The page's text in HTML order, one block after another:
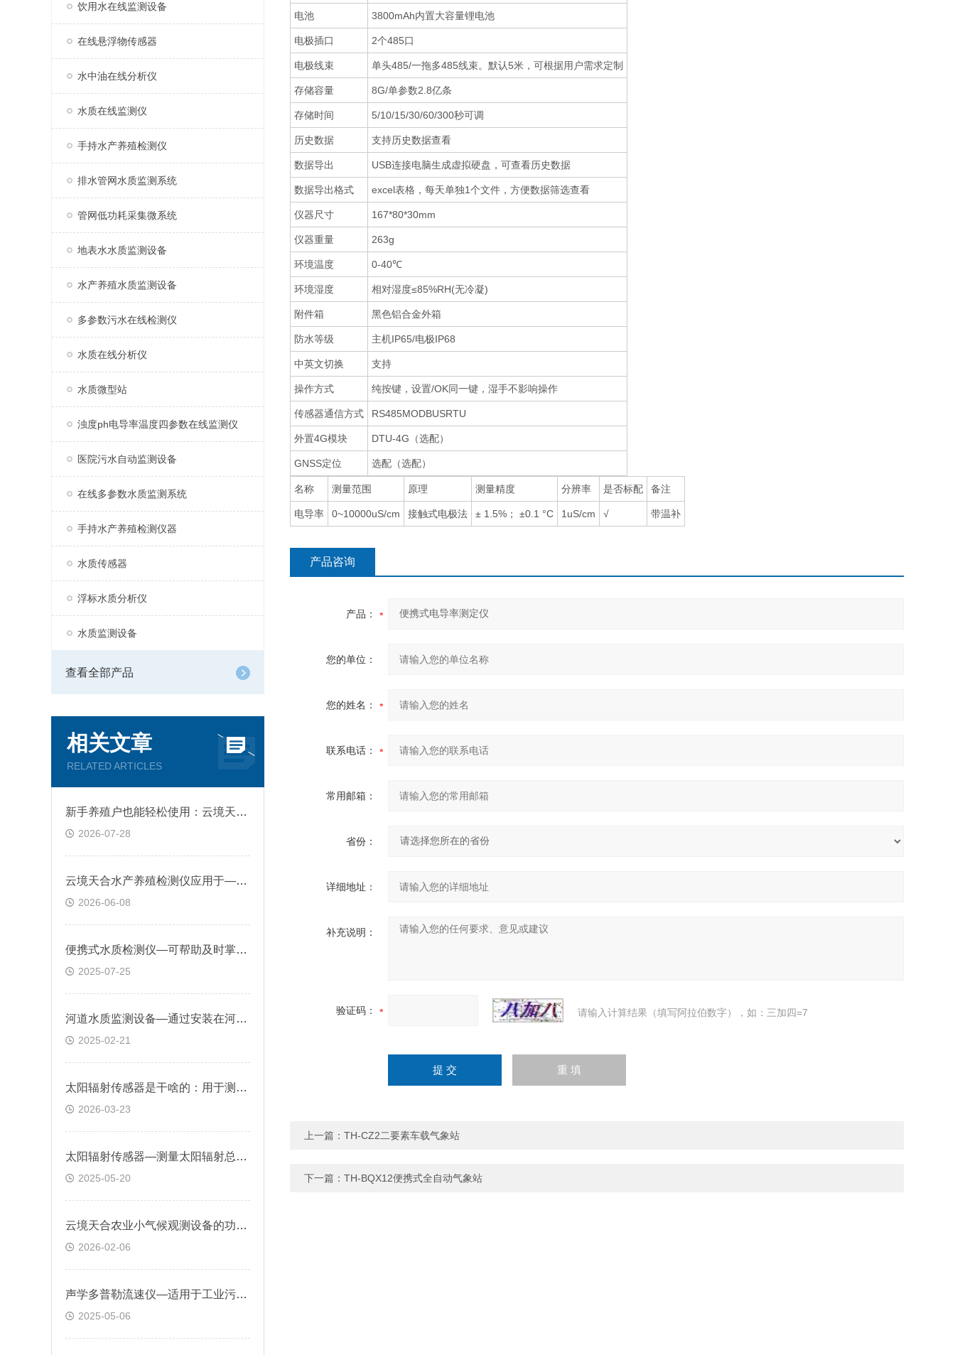
饮用水在线监测设备
在线悬浮物传感器
水中油在线分析仪
水质在线监测仪
手持水产养殖检测仪
排水管网水质监测系统
管网低功耗采集微系统
地表水水质监测设备
水产养殖水质监测设备
多参数污水在线检测仪
水质在线分析仪
水质微型站
浊度ph电导率温度四参数在线监测仪
医院污水自动监测设备
在线多参数水质监测系统
手持水产养殖检测仪器
水质传感器
浮标水质分析仪
水质监测设备
查看全部产品
相关文章
RELATED ARTICLES
新手养殖户也能轻松使用：云境天合手持水产养殖检测仪器辅助科学投喂调水
2026-07-28
云境天合水产养殖检测仪应用于—淡水养殖、海水养殖及育苗场等多元化场景
2026-06-08
便携式水质检测仪—可帮助及时掌握水质状况，为水质调控与治理提供科学依据
2025-07-25
河道水质监测设备—通过安装在河流中的传感器，实时监测水体的各项理化指标
2025-02-21
太阳辐射传感器是干啥的：用于测量太阳辐射能量，为气象观测提供基础数据
2026-03-23
太阳辐射传感器—测量太阳辐射总量，确定光伏电站的最佳安装位置和角度
2025-05-20
云境天合农业小气候观测设备的功能：能全面监测农业环境，保障作物健康生长
2026-02-06
声学多普勒流速仪—适用于工业污水排放监测、非满管管道计量等场景
2025-05-06
电池 3800mAh内置大容量锂电池
电极插口 2个485口
电极线束 单头485/一拖多485线束。默认5米，可根据用户需求定制
存储容量 8G/单参数2.8亿条
存储时间 5/10/15/30/60/300秒可调
历史数据 支持历史数据查看
数据导出 USB连接电脑生成虚拟硬盘，可查看历史数据
数据导出格式 excel表格，每天单独1个文件，方便数据筛选查看
仪器尺寸 167*80*30mm
仪器重量 263g
环境温度 0-40℃
环境湿度 相对湿度≤85%RH(无冷凝)
附件箱 黑色铝合金外箱
防水等级 主机IP65/电极IP68
中英文切换 支持
操作方式 纯按键，设置/OK同一键，湿手不影响操作
传感器通信方式 RS485MODBUSRTU
外置4G模块 DTU-4G（选配）
GNSS定位 选配（选配）
名称 测量范围 原理 测量精度 分辨率 是否标配 备注
电导率 0~10000uS/cm 接触式电极法 ± 1.5%； ±0.1 °C 1uS/cm √ 带温补
产品咨询
产品：
您的单位：
您的姓名：
联系电话：
常用邮箱：
省份：
详细地址：
补充说明：
验证码： 请输入计算结果（填写阿拉伯数字），如：三加四=7
上一篇： TH-CZ2二要素车载气象站
下一篇： TH-BQX12便携式全自动气象站